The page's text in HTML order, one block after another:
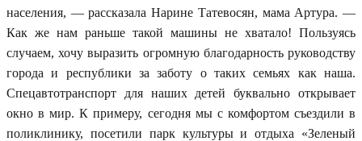
населения, — рассказала Нарине Татевосян, мама Артура. —
Как же нам раньше такой машины не хватало! Пользуясь
случаем, хочу выразить огромную благодарность руководству
города и республики за заботу о таких семьях как наша.
Спецавтотранспорт для наших детей буквально открывает
окно в мир. К примеру, сегодня мы с комфортом съездили в
поликлинику, посетили парк культуры и отдыха «Зеленый